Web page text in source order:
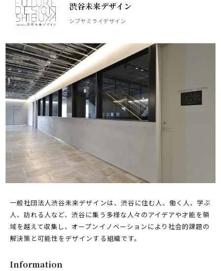
特集
DELIVERY SERVICES
PARCOメンバーズ
オンラインストア
リクルート
渋谷未来デザイン
シブヤミライデザイン
一般社団法人渋谷未来デザインは、渋谷に住む人、働く人、学ぶ
人、訪れる人など、渋谷に集う多様な人々のアイデアや才能を領
域を越えて収集し、オープンイノベーションにより社会的課題の
解決策と可能性をデザインする組織です。
Information